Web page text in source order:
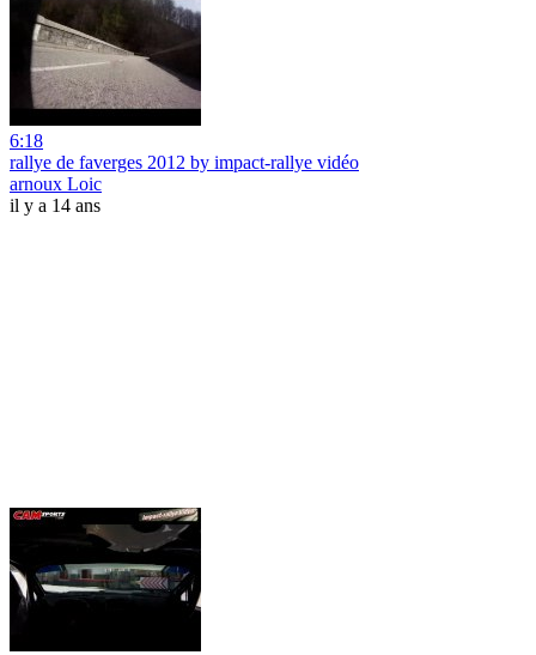
6:18
rallye de faverges 2012 by impact-rallye vidéo
arnoux Loic
il y a 14 ans